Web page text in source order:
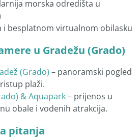
morska odredišta u
i besplatnom virtualnom obilasku
u Gradežu (Grado)
(Grado) – panoramski pogled
plaži.
& Aquapark– prijenos u
obale i vodenih atrakcija.
pitanja